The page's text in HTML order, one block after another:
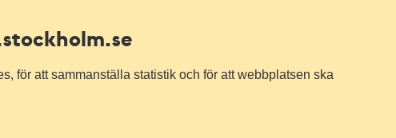
för att sammanställa statistik och för att webbplatsen ska